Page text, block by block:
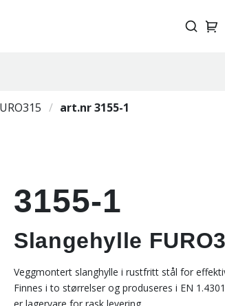
art.nr 3155-1
3155-1
Slangehylle
Veggmontert slanghylle i rustfritt stål for
Finnes i to størrelser og produseres i EN